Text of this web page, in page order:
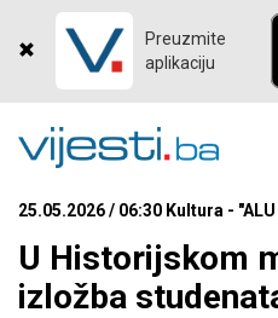
Preuzmite
aplikaciju
25.05.2026 / 06:30 Kultura -
U Historijskom
izložba